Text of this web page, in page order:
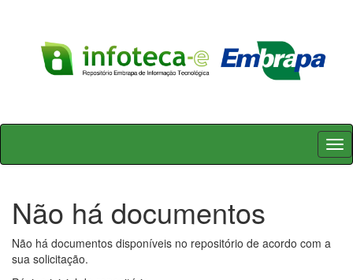
Skip
Não há documentos
Não há documentos disponíveis no repositório de acordo com a
sua solicitação.